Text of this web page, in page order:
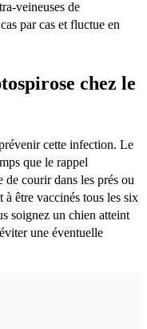
veineuses de
par cas et fluctue en
chez le
cette infection. Le
que le rappel
courir dans les prés ou
à être vaccinés tous les six
soignez un chien atteint
une éventuelle